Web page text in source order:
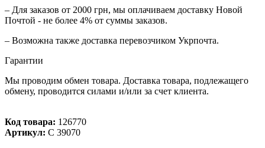
– Для заказов от 2000 грн, мы оплачиваем доставку Новой
Почтой - не более 4% от суммы заказов.
– Возможна также доставка перевозчиком Укрпочта.
Гарантии
Мы проводим обмен товара. Доставка товара, подлежащего
обмену, проводится силами и/или за счет клиента.
Код товара: 126770
Артикул: С 39070